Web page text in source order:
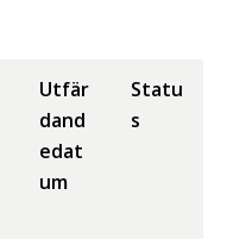
Utfär
dand
edat
um
Statu
s